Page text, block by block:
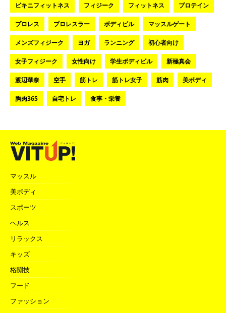
ビキニフィットネス フィジーク フィットネス プロテイン
プロレス プロレスラー ボディビル マッスルゲート
メンズフィジーク ヨガ ランニング 初心者向け
女子フィジーク 女性向け 学生ボディビル 新極真会
渡辺華奈 空手 筋トレ 筋トレ女子 筋肉 美ボディ
胸肉365 自宅トレ 食事・栄養
マッスル
美ボディ
スポーツ
ヘルス
リラックス
キッズ
格闘技
フード
ファッション